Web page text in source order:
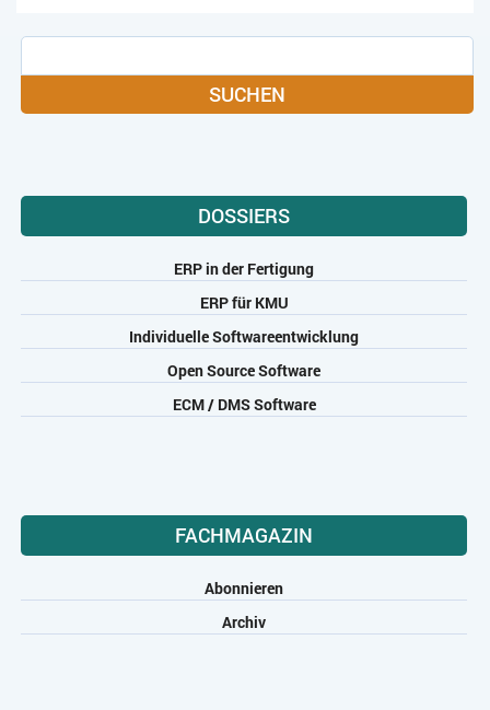
SWONET TRANSPORTLOGISTIK / LAGER
WEBDESIGN
SUCHEN
DOSSIERS
ERP in der Fertigung
ERP für KMU
Individuelle Softwareentwicklung
Open Source Software
ECM / DMS Software
FACHMAGAZIN
Abonnieren
Archiv